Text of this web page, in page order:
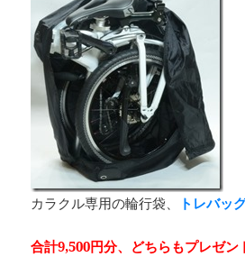
カラクル専用の輪行袋、 トレバッ
合計9,500円分、どちらもプレゼン